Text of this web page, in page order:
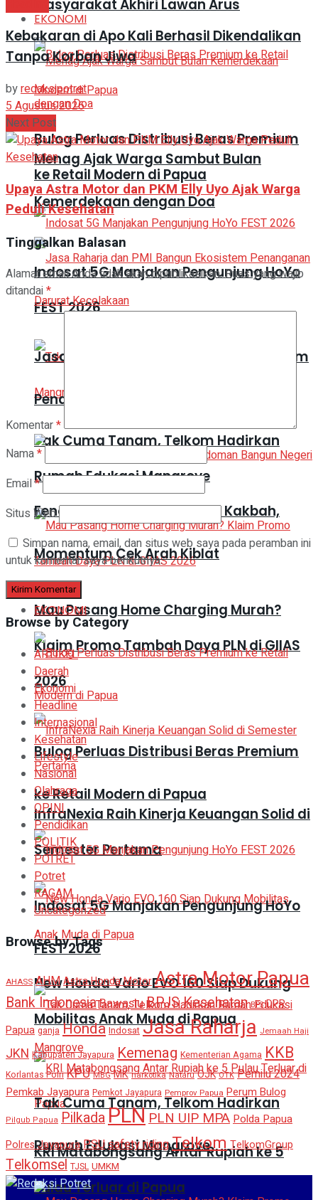
EKONOMI
Bulog Perluas Distribusi Beras Premium
ke Retail Modern di Papua
Indosat 5G Manjakan Pengunjung HoYo
FEST 2026
Tak Cuma Tanam, Telkom Hadirkan
Rumah Edukasi Mangrove
Mau Pasang Home Charging Murah?
Klaim Promo Tambah Daya PLN di GIIAS
2026
InfraNexia Raih Kinerja Keuangan Solid di
Semester Pertama
New Honda Vario EVO 160 Siap Dukung
Mobilitas Anak Muda di Papua
KRI Matabongsang Antar Rupiah ke 5
Pulau Terluar di Papua
Masyarakat Akhiri Lawan Arus
Menag Ajak Warga Sambut Bulan
Kemerdekaan dengan Doa
Jasa Raharja dan PMI Bangun Ekosistem
Penanganan Darurat Kecelakaan
Fenomena Matahari di Atas Kakbah,
Momentum Cek Arah Kiblat
EKONOMI
Bulog Perluas Distribusi Beras Premium
ke Retail Modern di Papua
Indosat 5G Manjakan Pengunjung HoYo
FEST 2026
Tak Cuma Tanam, Telkom Hadirkan
Rumah Edukasi Mangrove
Kebakaran di Apo Kali Berhasil Dikendalikan
Tanpa Korban Jiwa
byredaksipotret
5 Agustus 2026
Next Post
Upaya Astra Motor dan PKM Elly Uyo Ajak Warga
Peduli Kesehatan
Tinggalkan Balasan
Alamat email Anda tidak akan dipublikasikan.Ruas yang wajib
ditandai*
Komentar*
Nama*
Email*
Situs Web
Simpan nama, email, dan situs web saya pada peramban ini
untuk komentar saya berikutnya.
Browse by Category
ARTIKEL
Daerah
Ekonomi
Headline
Internasional
Kesehatan
Lifestyle
Nasional
Olahraga
OPINI
Pendidikan
POLITIK
POTRET
Potret
RAGAM
Uncategorized
Browse by Tags
AHASS AHMAstra Honda MotorAstra Motor Papua
Bank IndonesiaBawasluBPJS Kesehatan BPS DPR
Papua ganja Honda Indosat Jasa Raharja Jemaah Haji
JKN Kabupaten Jayapura Kemenag Kementerian Agama KKB
Korlantas Polri KPU MBG MK narkotika Nataru OJK OTK Pemilu 2024
Pemkab Jayapura Pemkot Jayapura Pemprov Papua Perum Bulog
Pilgub Papua PilkadaPLNPLN UIP MPA Polda Papua
Polres JayapuraPSUsafety ridingTelkomTelkomGroup
Telkomsel TJSL UMKM